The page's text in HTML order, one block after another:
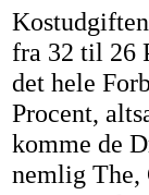
fra 32 til 26
det hele
Procent,
komme de
nemlig The,